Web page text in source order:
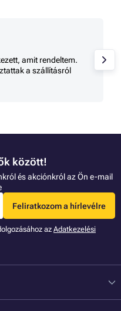
amit rendeltem.
a szállításról
között!
és akciónkról az Ön e-mail
Feliratkozom a hírlevélre
az Adatkezelési